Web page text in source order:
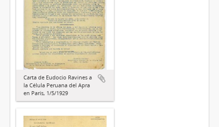
Carta de Eudocio Ravines a
la Célula Peruana del Apra
en París, 1/5/1929